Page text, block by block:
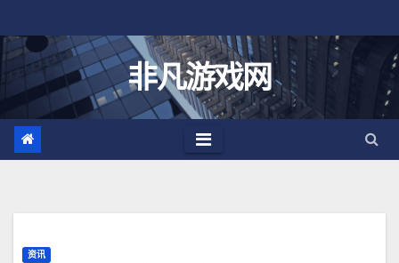
至
非凡游戏网
资讯